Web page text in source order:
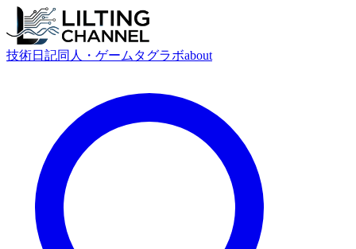
技術日記同人・ゲーム タグラボabout